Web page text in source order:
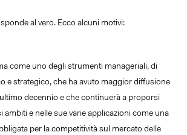
al vero. Ecco alcuni motivi:
come uno degli strumenti manageriali, di
e strategico, che ha avuto maggior diffusione
decennio e che continuerà a proporsi
ambiti e nelle sue varie applicazioni come una
per la competitività sul mercato delle